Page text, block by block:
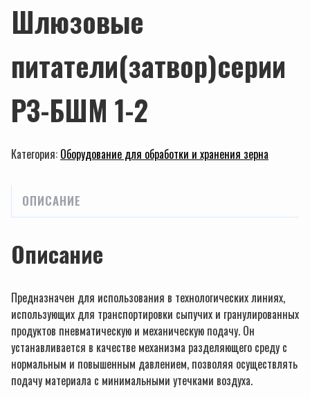
Шлюзовые
питатели(затвор)серии
РЗ-БШМ 1-2
Категория: Оборудование для обработки и хранения зерна
ОПИСАНИЕ
Описание
Предназначен для использования в технологических линиях,
использующих для транспортировки сыпучих и гранулированных
продуктов пневматическую и механическую подачу. Он
устанавливается в качестве механизма разделяющего среду с
нормальным и повышенным давлением, позволяя осуществлять
подачу материала с минимальными утечками воздуха.